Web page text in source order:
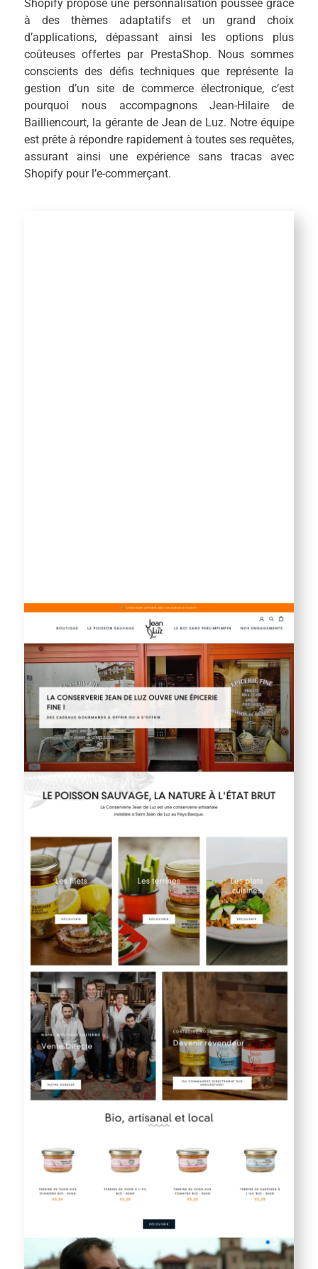
Shopify propose une personnalisation poussée grâce
à des thèmes adaptatifs et un grand choix
d’applications, dépassant ainsi les options plus
coûteuses offertes par PrestaShop. Nous sommes
conscients des défis techniques que représente la
gestion d’un site de commerce électronique, c’est
pourquoi nous accompagnons Jean-Hilaire de
Bailliencourt, la gérante de Jean de Luz. Notre équipe
est prête à répondre rapidement à toutes ses requêtes,
assurant ainsi une expérience sans tracas avec
Shopify pour l’e-commerçant.